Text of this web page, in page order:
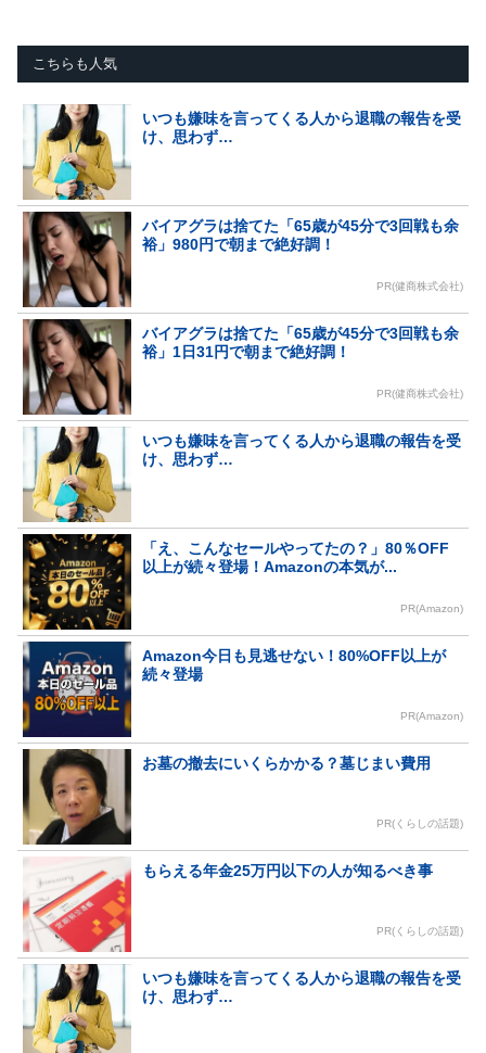
こちらも人気
いつも嫌味を言ってくる人から退職の報告を受
け、思わず…
バイアグラは捨てた「65歳が45分で3回戦も余
裕」980円で朝まで絶好調！
PR(健商株式会社)
バイアグラは捨てた「65歳が45分で3回戦も余
裕」1日31円で朝まで絶好調！
PR(健商株式会社)
いつも嫌味を言ってくる人から退職の報告を受
け、思わず…
「え、こんなセールやってたの？」80％OFF
以上が続々登場！Amazonの本気が...
PR(Amazon)
Amazon今日も見逃せない！80%OFF以上が
続々登場
PR(Amazon)
お墓の撤去にいくらかかる？墓じまい費用
PR(くらしの話題)
もらえる年金25万円以下の人が知るべき事
PR(くらしの話題)
いつも嫌味を言ってくる人から退職の報告を受
け、思わず…